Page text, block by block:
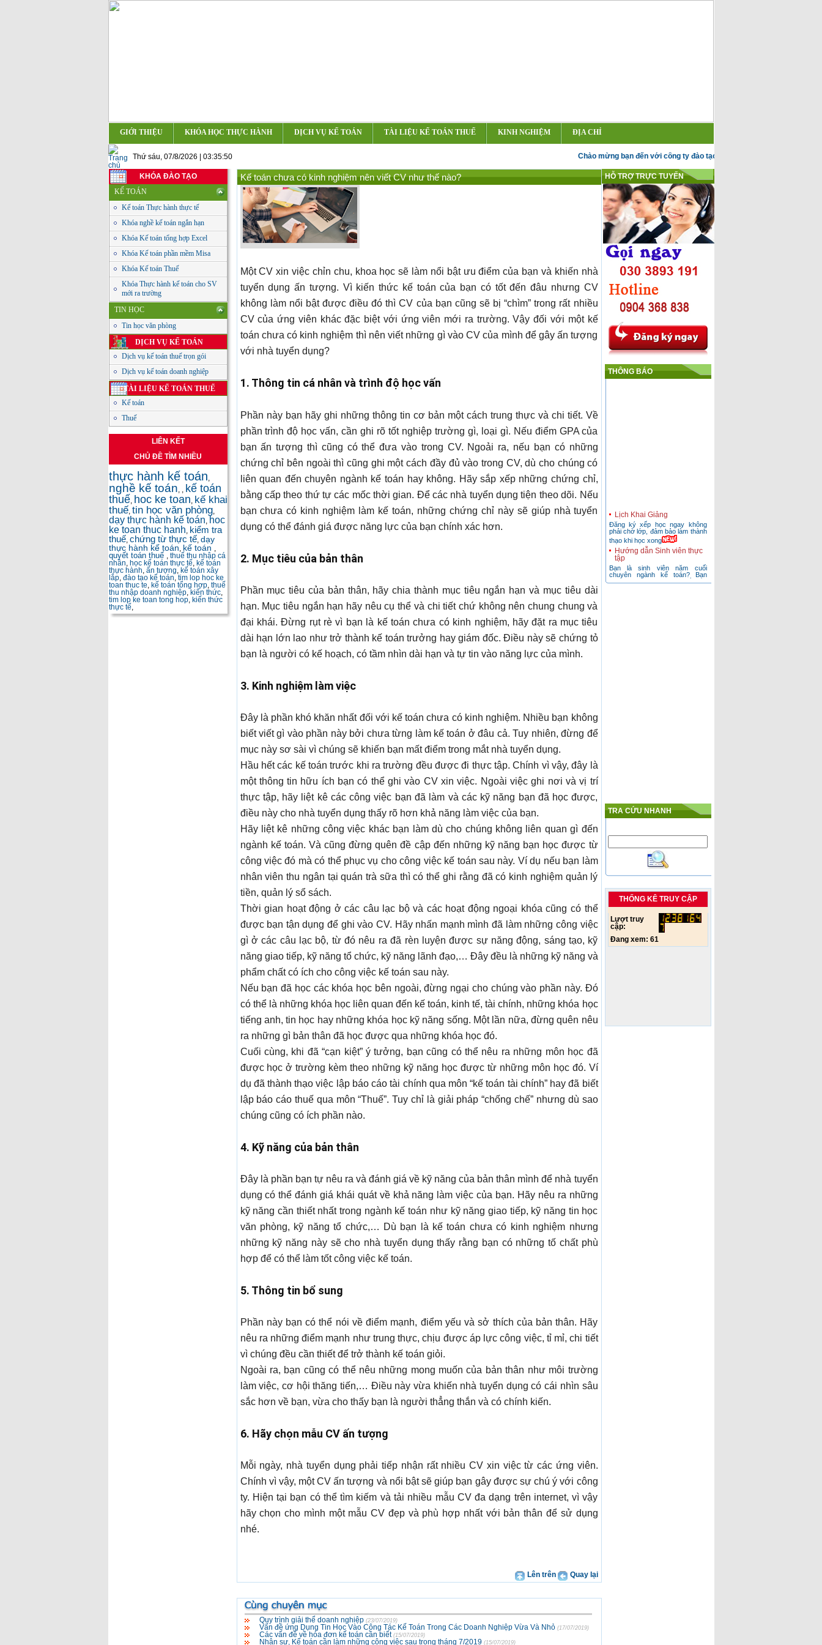
GIỚI THIỆU KHÓA HỌC THỰC HÀNH DỊCH VỤ KẾ TOÁN TÀI LIỆU KẾ TOÁN THUẾ KINH NGHIỆM ĐỊA CHỈ
Thứ sáu, 07/8/2026 | 03:35:51 Chào mừng bạn đến với công ty đào tạo kế toán Đức Huy
KHÓA ĐÀO TẠO
KẾ TOÁN
Kế toán Thực hành thực tế
Khóa nghề kế toán ngắn hạn
Khóa Kế toán tổng hợp Excel
Khóa Kế toán phần mềm Misa
Khóa Kế toán Thuế
Khóa Thực hành kế toán cho SV
mới ra trường
TIN HỌC
Tin học văn phòng
DỊCH VỤ KẾ TOÁN
Dịch vụ kế toán thuế trọn gói
Dịch vụ kế toán doanh nghiệp
TÀI LIỆU KẾ TOÁN THUẾ
Kế toán
Thuế
LIÊN KẾT
CHỦ ĐỀ TÌM NHIỀU
thực hành kế toán,
nghề kế toán, , kế toán
thuế, hoc ke toan, kế khai
thuế, tin học văn phòng,
dạy thực hành kế toán, hoc
ke toan thuc hanh, kiểm tra
thuế, chứng từ thực tế, dạy
thực hành kế toán, kế toán ,
quyết toán thuế , thuế thu nhập cá
nhân, học kế toán thực tế, kế toán
thực hành, ấn tượng, kế toán xây
lắp, đào tạo kế toán, tim lop hoc ke
toan thuc te, kế toán tổng hợp, thuế
thu nhập doanh nghiệp, kiến thức,
tim lop ke toan tong hop, kiến thức
thực tế,
Kế toán chưa có kinh nghiệm nên viết CV như thế nào?
Một CV xin việc chỉn chu, khoa học sẽ làm nổi bật ưu điểm của bạn và khiến nhà
tuyển dụng ấn tượng. Vì kiến thức kế toán của bạn có tốt đến đâu nhưng CV
không làm nổi bật được điều đó thì CV của bạn cũng sẽ bị “chìm” trong rất nhiều
CV của ứng viên khác đặc biệt với ứng viên mới ra trường. Vậy đối với một kế
toán chưa có kinh nghiệm thì nên viết những gì vào CV của mình để gây ấn tượng
với nhà tuyển dụng?
1. Thông tin cá nhân và trình độ học vấn
Phần này bạn hãy ghi những thông tin cơ bản một cách trung thực và chi tiết. Về
phần trình độ học vấn, cần ghi rõ tốt nghiệp trường gì, loại gì. Nếu điểm GPA của
bạn ấn tượng thì cũng có thể đưa vào trong CV. Ngoải ra, nếu bạn có những
chứng chỉ bên ngoài thì cũng ghi một cách đầy đủ vào trong CV, dù cho chúng có
liên quan đến chuyên ngành kế toán hay không. Hãy sắp xếp những chứng chỉ,
bằng cấp theo thứ tự các mốc thời gian. Để các nhà tuyển dụng tiện theo dõi. Nếu
bạn chưa có kinh nghiệm làm kế toán, những chứng chỉ này sẽ giúp nhà tuyển
dụng có thể đánh giá được năng lực của bạn chính xác hơn.
2. Mục tiêu của bản thân
Phần mục tiêu của bản thân, hãy chia thành mục tiêu ngắn hạn và mục tiêu dài
hạn. Mục tiêu ngắn hạn hãy nêu cụ thể và chi tiết chứ không nên chung chung và
đại khái. Đừng rụt rè vì bạn là kế toán chưa có kinh nghiệm, hãy đặt ra mục tiêu
dài hạn lớn lao như trở thành kế toán trưởng hay giám đốc. Điều này sẽ chứng tỏ
bạn là người có kế hoạch, có tầm nhìn dài hạn và tự tin vào năng lực của mình.
3. Kinh nghiệm làm việc
Đây là phần khó khăn nhất đối với kế toán chưa có kinh nghiệm. Nhiều bạn không
biết viết gì vào phần này bởi chưa từng làm kế toán ở đâu cả. Tuy nhiên, đừng để
mục này sơ sài vì chúng sẽ khiến bạn mất điểm trong mắt nhà tuyển dụng.
Hầu hết các kế toán trước khi ra trường đều được đi thực tập. Chính vì vậy, đây là
một thông tin hữu ích bạn có thể ghi vào CV xin việc. Ngoài việc ghi nơi và vị trí
thực tập, hãy liệt kê các công việc bạn đã làm và các kỹ năng bạn đã học được,
điều này cho nhà tuyển dụng thấy rõ hơn khả năng làm việc của bạn.
Hãy liệt kê những công việc khác bạn làm dù cho chúng không liên quan gì đến
ngành kế toán. Và cũng đừng quên đề cập đến những kỹ năng bạn học được từ
công việc đó mà có thể phục vụ cho công việc kế toán sau này. Ví dụ nếu bạn làm
nhân viên thu ngân tại quán trà sữa thì có thể ghi rằng đã có kinh nghiệm quản lý
tiền, quản lý sổ sách.
Thời gian hoạt động ở các câu lạc bộ và các hoạt động ngoại khóa cũng có thể
được bạn tận dụng để ghi vào CV. Hãy nhấn mạnh mình đã làm những công việc
gì ở các câu lạc bộ, từ đó nêu ra đã rèn luyện được sự năng động, sáng tạo, kỹ
năng giao tiếp, kỹ năng tổ chức, kỹ năng lãnh đạo,… Đây đều là những kỹ năng và
phẩm chất có ích cho công việc kế toán sau này.
Nếu bạn đã học các khóa học bên ngoài, đừng ngại cho chúng vào phần này. Đó
có thể là những khóa học liên quan đến kế toán, kinh tế, tài chính, những khóa học
tiếng anh, tin học hay những khóa học kỹ năng sống. Một lần nữa, đừng quên nêu
ra những gì bản thân đã học được qua những khóa học đó.
Cuối cùng, khi đã “cạn kiệt” ý tưởng, bạn cũng có thể nêu ra những môn học đã
được học ở trường kèm theo những kỹ năng học được từ những môn học đó. Ví
dụ đã thành thạo việc lập báo cáo tài chính qua môn “kế toán tài chính” hay đã biết
lập báo cáo thuế qua môn “Thuế”. Tuy chỉ là giải pháp “chống chế” nhưng dù sao
chúng cũng có ích phần nào.
4. Kỹ năng của bản thân
Đây là phần bạn tự nêu ra và đánh giá về kỹ năng của bản thân mình để nhà tuyển
dụng có thể đánh giá khái quát về khả năng làm việc của bạn. Hãy nêu ra những
kỹ năng cần thiết nhất trong ngành kế toán như kỹ năng giao tiếp, kỹ năng tin học
văn phòng, kỹ năng tổ chức,… Dù bạn là kế toán chưa có kinh nghiệm nhưng
những kỹ năng này sẽ cho nhà tuyển dụng thấy rằng bạn có những tố chất phù
hợp để có thể làm tốt công việc kế toán.
5. Thông tin bổ sung
Phần này bạn có thể nói về điểm mạnh, điểm yếu và sở thích của bản thân. Hãy
nêu ra những điểm mạnh như trung thực, chịu được áp lực công việc, tỉ mỉ, chi tiết
vì chúng đều cần thiết để trở thành kế toán giỏi.
Ngoài ra, bạn cũng có thể nêu những mong muốn của bản thân như môi trường
làm việc, cơ hội thăng tiến,… Điều này vừa khiến nhà tuyển dụng có cái nhìn sâu
sắc hơn về bạn, vừa cho thấy bạn là người thẳng thắn và có chính kiến.
6. Hãy chọn mẫu CV ấn tượng
Mỗi ngày, nhà tuyển dụng phải tiếp nhận rất nhiều CV xin việc từ các ứng viên.
Chính vì vậy, một CV ấn tượng và nổi bật sẽ giúp bạn gây được sự chú ý với công
ty. Hiện tại bạn có thể tìm kiếm và tải nhiều mẫu CV đa dạng trên internet, vì vậy
hãy chọn cho mình một mẫu CV đẹp và phù hợp nhất với bản thân để sử dụng
nhé.
Quay lại
Lên trên
Quy trình giải thể doanh nghiệp (23/07/2019)
Vấn đề ứng Dụng Tin Học Vào Công Tác Kế Toán Trong Các Doanh Nghiệp Vừa Và Nhỏ (17/07/2019)
Các vấn đề về hóa đơn kế toán cần biết (15/07/2019)
Nhân sự, Kế toán cần làm những công việc sau trong tháng 7/2019 (15/07/2019)
HỖ TRỢ TRỰC TUYẾN
THÔNG BÁO
Lịch Khai Giảng
Đăng ký xếp học ngay không
phải chờ lớp, đảm bảo làm thành
thạo khi học xong
Hướng dẫn Sinh viên thực
tập
Bạn là sinh viên năm cuối
chuyên ngành kế toán? Bạn
đang băn khoăn không biết nên
chọn cho mình chuy
TRA CỨU NHANH
THỐNG KÊ TRUY CẬP
Lượt truy
cập:
Đang xem: 61